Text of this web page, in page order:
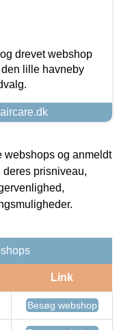
drevet webshop
den lille havneby
og anmeldt
deres prisniveau,
Link
Besøg webshop